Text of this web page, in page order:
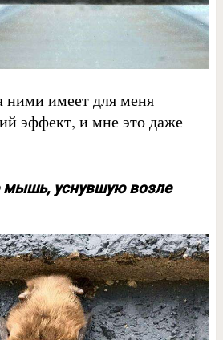
ними имеет для меня
эффект, и мне это даже
мышь, уснувшую возле